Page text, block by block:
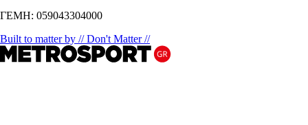
ΓΕΜΗ: 059043304000
Built to matter by // Don't Matter //